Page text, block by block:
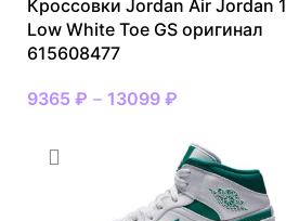
Кроссовки Jordan Air Jordan 1
Low White Toe GS оригинал
615608477
9365 ₽ – 13099 ₽